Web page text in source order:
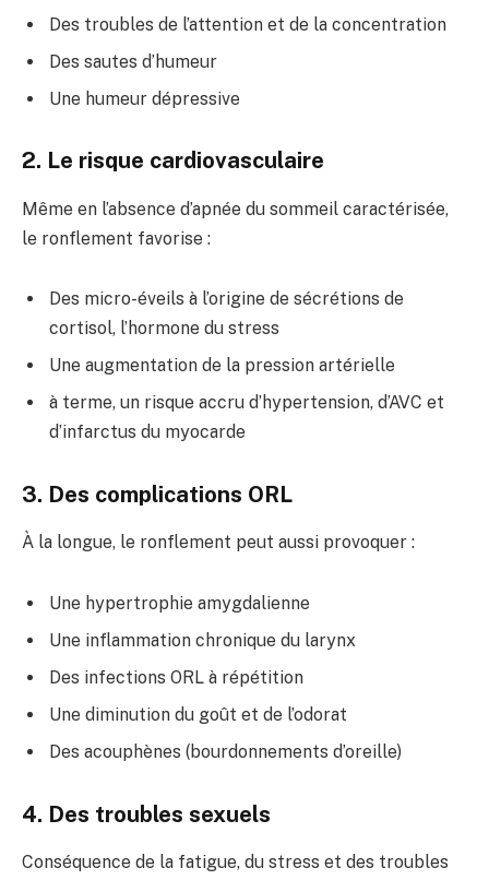
Des troubles de l’attention et de la concentration
Des sautes d’humeur
Une humeur dépressive
2. Le risque cardiovasculaire
Même en l’absence d’apnée du sommeil caractérisée,
le ronflement favorise :
Des micro-éveils à l’origine de sécrétions de
cortisol, l’hormone du stress
Une augmentation de la pression artérielle
à terme, un risque accru d’hypertension, d’AVC et
d’infarctus du myocarde
3. Des complications ORL
À la longue, le ronflement peut aussi provoquer :
Une hypertrophie amygdalienne
Une inflammation chronique du larynx
Des infections ORL à répétition
Une diminution du goût et de l’odorat
Des acouphènes (bourdonnements d’oreille)
4. Des troubles sexuels
Conséquence de la fatigue, du stress et des troubles